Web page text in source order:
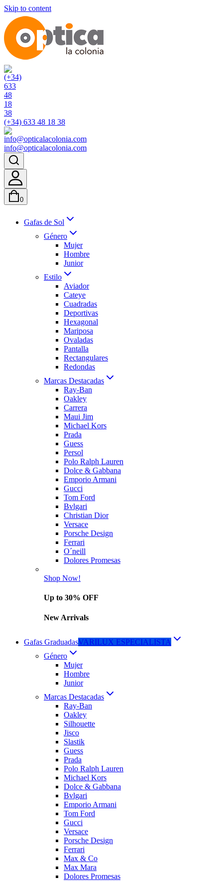
Skip to content
(+34) 633 48 18 38
info@opticalacolonia.com
0
Gafas de Sol
Género
Mujer
Hombre
Junior
Estilo
Aviador
Cateye
Cuadradas
Deportivas
Hexagonal
Mariposa
Ovaladas
Pantalla
Rectangulares
Redondas
Marcas Destacadas
Ray-Ban
Oakley
Carrera
Maui Jim
Michael Kors
Prada
Guess
Persol
Polo Ralph Lauren
Dolce & Gabbana
Emporio Armani
Gucci
Tom Ford
Bvlgari
Christian Dior
Versace
Porsche Design
Ferrari
O´neill
Dolores Promesas
Shop Now!
Up to 30% OFF
New Arrivals
Gafas GraduadasVARILUX ESPECIALISTA
Género
Mujer
Hombre
Junior
Marcas Destacadas
Ray-Ban
Oakley
Silhouette
Jisco
Slastik
Guess
Prada
Polo Ralph Lauren
Michael Kors
Dolce & Gabbana
Bvlgari
Emporio Armani
Tom Ford
Gucci
Versace
Porsche Design
Ferrari
Max & Co
Max Mara
Dolores Promesas